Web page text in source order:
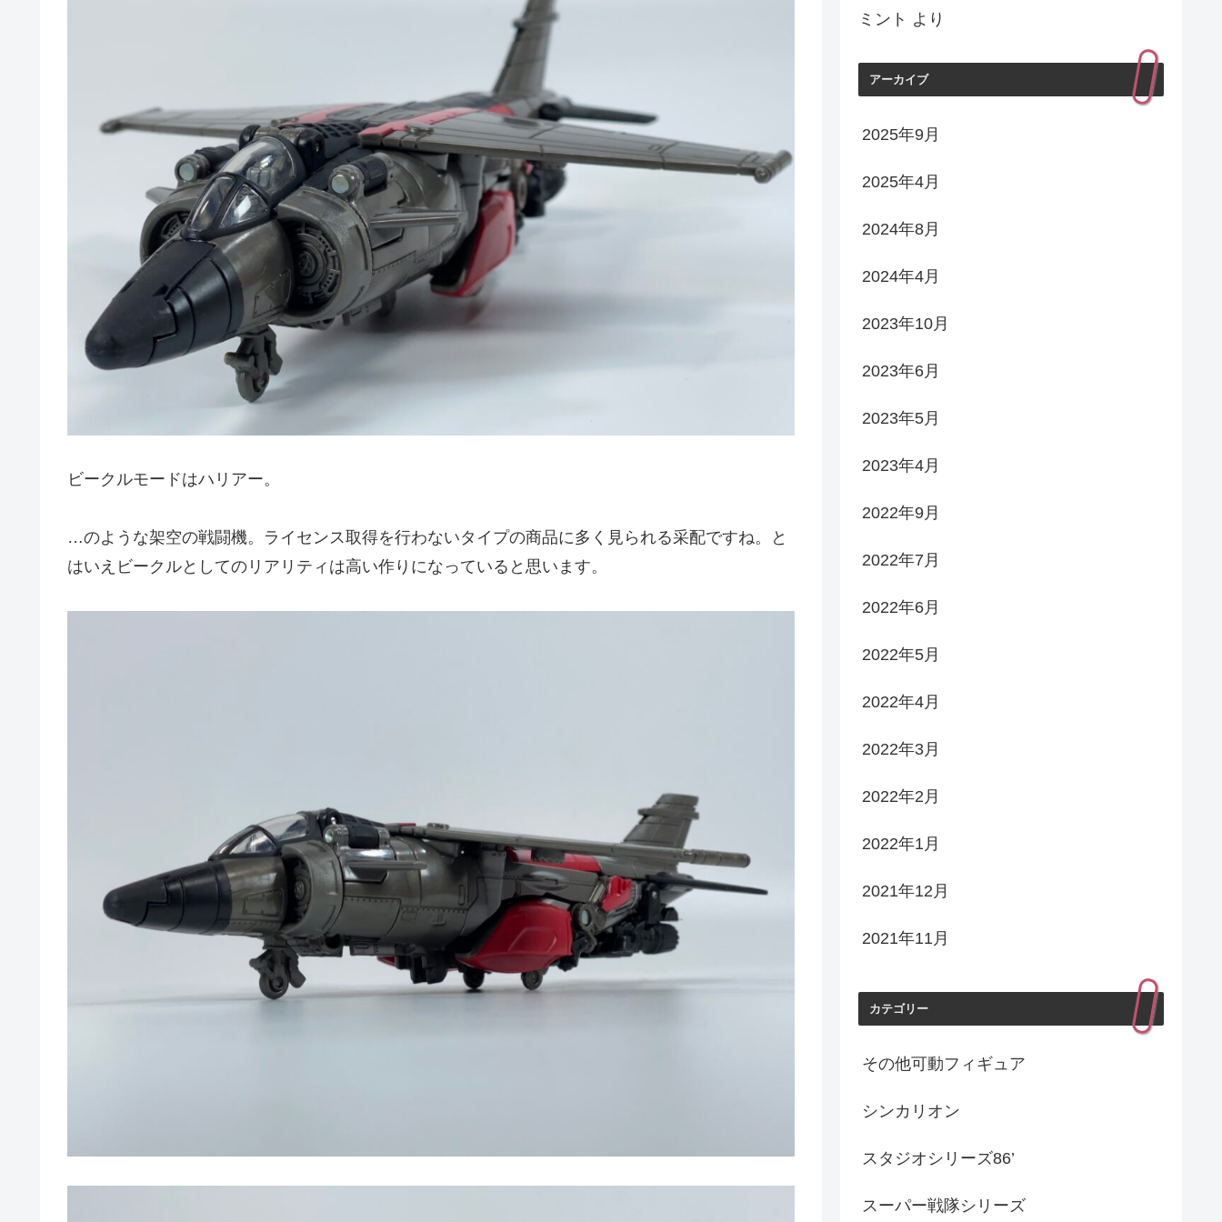
ビークルモードはハリアー。
…のような架空の戦闘機。ライセンス取得を行わないタイプの商品に多く見られる采配ですね。と
はいえビークルとしてのリアリティは高い作りになっていると思います。
ミント より
アーカイブ
2025年9月
2025年4月
2024年8月
2024年4月
2023年10月
2023年6月
2023年5月
2023年4月
2022年9月
2022年7月
2022年6月
2022年5月
2022年4月
2022年3月
2022年2月
2022年1月
2021年12月
2021年11月
カテゴリー
その他可動フィギュア
シンカリオン
スタジオシリーズ86’
スーパー戦隊シリーズ